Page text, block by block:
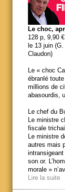
Le choc,
128 p, 9,90
le 13 juin
Claudon)
Le « choc
ébranlé
millions de
abasourdis,
Le chef du
Le ministre
fiscale
Le ministre
autres mais
intransigeant
son or.
morale »
Lire la suite